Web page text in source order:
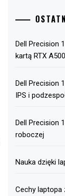
Dell Precision
kartą RTX
Dell Precision
IPS i
Dell Precision
roboczej
Nauka dzięki
Cechy laptopa